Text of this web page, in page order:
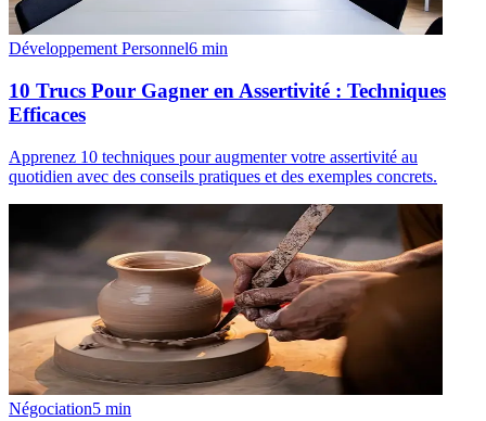
Développement Personnel6 min
10 Trucs Pour Gagner en Assertivité : Techniques
Efficaces
Apprenez 10 techniques pour augmenter votre assertivité au
quotidien avec des conseils pratiques et des exemples concrets.
Négociation5 min